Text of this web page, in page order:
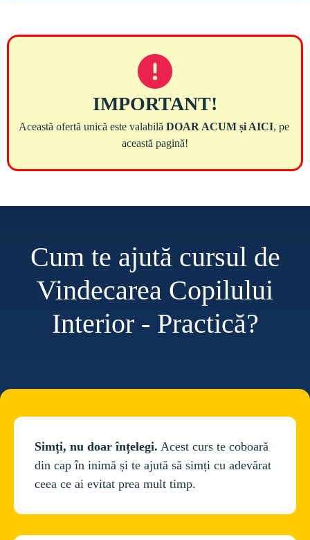
Această ofertă unică este valabilă DOAR ACUM și AICI, pe
Cum te ajută cursul de
Vindecarea Copilului
Interior - Practică?
Simți, nu doar înțelegi. Acest curs te coboară
din cap în inimă și te ajută să simți cu adevărat